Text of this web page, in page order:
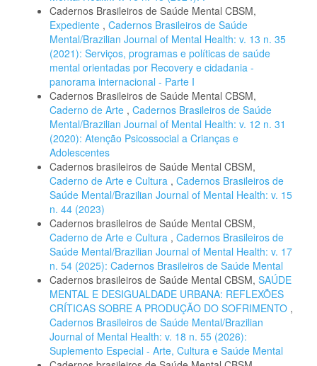
Cadernos Brasileiros de Saúde Mental CBSM,
Expediente , Cadernos Brasileiros de Saúde
Mental/Brazilian Journal of Mental Health: v. 13 n. 35
(2021): Serviços, programas e políticas de saúde
mental orientadas por Recovery e cidadania -
panorama internacional - Parte I
Cadernos Brasileiros de Saúde Mental CBSM,
Caderno de Arte , Cadernos Brasileiros de Saúde
Mental/Brazilian Journal of Mental Health: v. 12 n. 31
(2020): Atenção Psicossocial a Crianças e
Adolescentes
Cadernos brasileiros de Saúde Mental CBSM,
Caderno de Arte e Cultura , Cadernos Brasileiros de
Saúde Mental/Brazilian Journal of Mental Health: v. 15
n. 44 (2023)
Cadernos brasileiros de Saúde Mental CBSM,
Caderno de Arte e Cultura , Cadernos Brasileiros de
Saúde Mental/Brazilian Journal of Mental Health: v. 17
n. 54 (2025): Cadernos Brasileiros de Saúde Mental
Cadernos brasileiros de Saúde Mental CBSM, SAÚDE
MENTAL E DESIGUALDADE URBANA: REFLEXÕES
CRÍTICAS SOBRE A PRODUÇÃO DO SOFRIMENTO ,
Cadernos Brasileiros de Saúde Mental/Brazilian
Journal of Mental Health: v. 18 n. 55 (2026):
Suplemento Especial - Arte, Cultura e Saúde Mental